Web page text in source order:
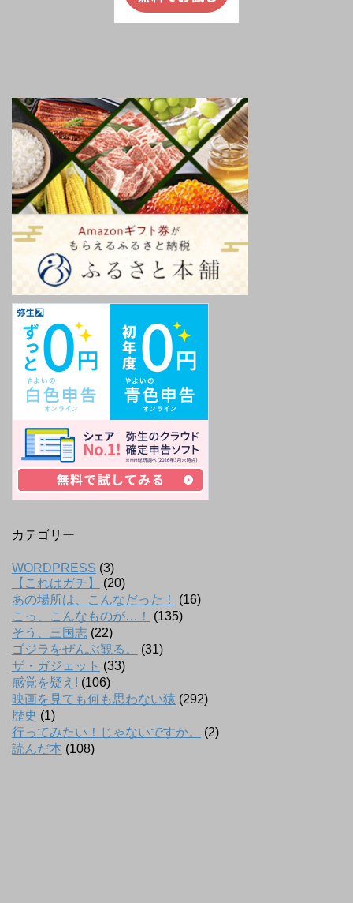
カテゴリー
WORDPRESS (3)
【これはガチ】
(20)
あの場所は、こんなだった！
(16)
こっ、こんなものが…！
(135)
そう、三国志 (22)
ゴジラをぜんぶ観る。
(31)
ザ・ガジェット (33)
感覚を疑え! (106)
映画を見ても何も思わない猿 (292)
歴史 (1)
行ってみたい！じゃないですか。
(2)
読んだ本 (108)